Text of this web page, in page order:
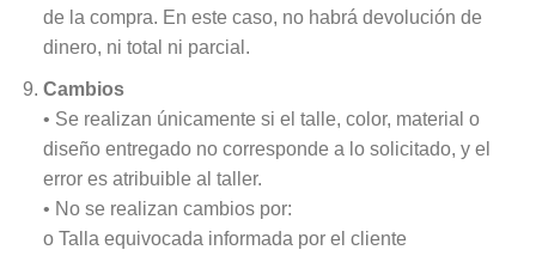
de la compra. En este caso, no habrá devolución de
dinero, ni total ni parcial.
Cambios
• Se realizan únicamente si el talle, color, material o
diseño entregado no corresponde a lo solicitado, y el
error es atribuible al taller.
• No se realizan cambios por:
o Talla equivocada informada por el cliente